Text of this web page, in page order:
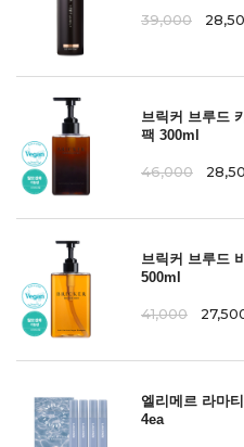
39,000
브릭커 브루드
팩 300ml
46,000
브릭커 브루드
500ml
41,000
엘리메르 라마
4ea